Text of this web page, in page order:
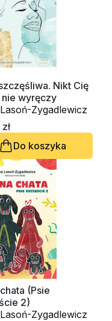
Nikt Cię
wyręczy
Zygadlewicz
Do koszyka
chata (Psie
2)
Zygadlewicz